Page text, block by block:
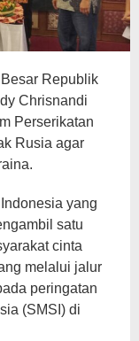
Republik
Chrisnandi
Perserikatan
Rusia agar
yang
satu
cinta
melalui jalur
peringatan
(SMSI) di